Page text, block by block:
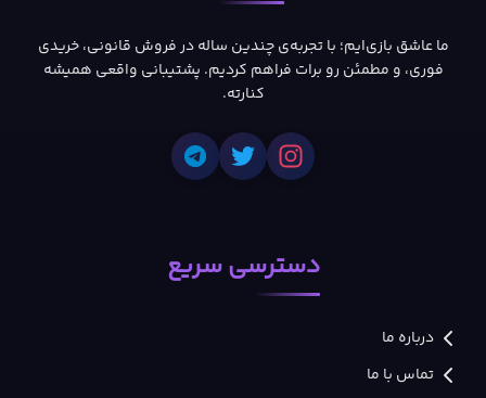
ما عاشق بازی‌ایم؛ با تجربه‌ی چندین ساله در فروش قانونی، خریدی
فوری، و مطمئن رو برات فراهم کردیم. پشتیبانی واقعی همیشه
کنارته.
دسترسی سریع
درباره ما
تماس با ما